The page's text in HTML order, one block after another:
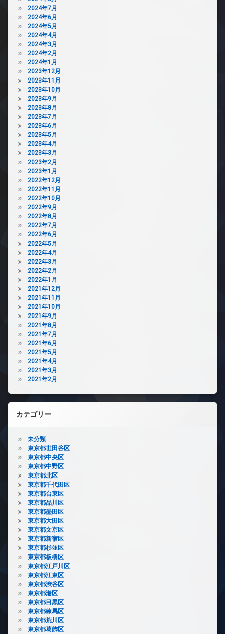
2024年7月
2024年6月
2024年5月
2024年4月
2024年3月
2024年2月
2024年1月
2023年12月
2023年11月
2023年10月
2023年9月
2023年8月
2023年7月
2023年6月
2023年5月
2023年4月
2023年3月
2023年2月
2023年1月
2022年12月
2022年11月
2022年10月
2022年9月
2022年8月
2022年7月
2022年6月
2022年5月
2022年4月
2022年3月
2022年2月
2022年1月
2021年12月
2021年11月
2021年10月
2021年9月
2021年8月
2021年7月
2021年6月
2021年5月
2021年4月
2021年3月
2021年2月
カテゴリー
未分類
東京都世田谷区
東京都中央区
東京都中野区
東京都北区
東京都千代田区
東京都台東区
東京都品川区
東京都墨田区
東京都大田区
東京都文京区
東京都新宿区
東京都杉並区
東京都板橋区
東京都江戸川区
東京都江東区
東京都渋谷区
東京都港区
東京都目黒区
東京都練馬区
東京都荒川区
東京都葛飾区